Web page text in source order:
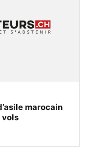
marocain
vols